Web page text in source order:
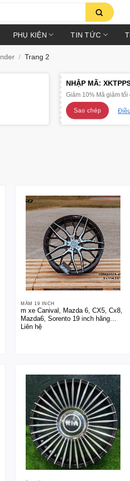
PHỤ KIỆN TIN TỨC
/ Trang 2
NHẬP MÃ:
Giảm 10% Mã giảm tối
Sao chép
MÂM 19 INCH
m xe Canival, Mazda 6, CX5, Cx8,
Mazda6, Sorento 19 inch hãng
Lenso Thái Lan (Sao chép)
Liên hệ